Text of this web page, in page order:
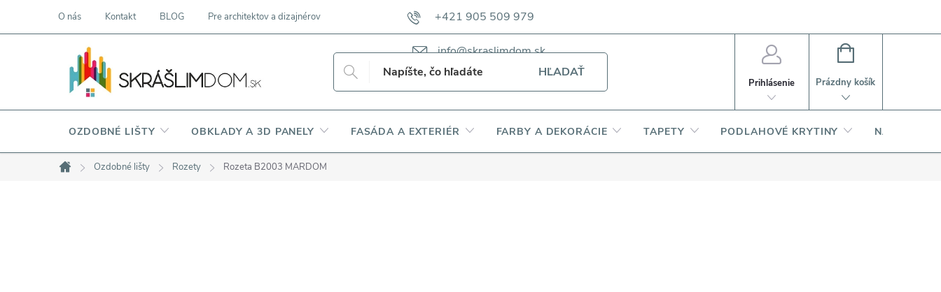
+421 905 509 979
info@skraslimdom.sk
O nás Kontakt BLOG Pre architektov a dizajnérov VZORKOVNÍKY TKANÍN CAMFERO VZORKOVNÍK TKANÍN DAPPI
HĽADAŤ
Prihlásenie
NÁKUPNÝ
Prázdny košík
OZDOBNÉ LIŠTY OBKLADY A 3D PANELY FASÁDA A EXTERIÉR FARBY A DEKORÁCIE TAPETY PODLAHOVÉ KRYTINY NARDI –
Domov
Ozdobné lišty Rozety Rozeta B2003 MARDOM